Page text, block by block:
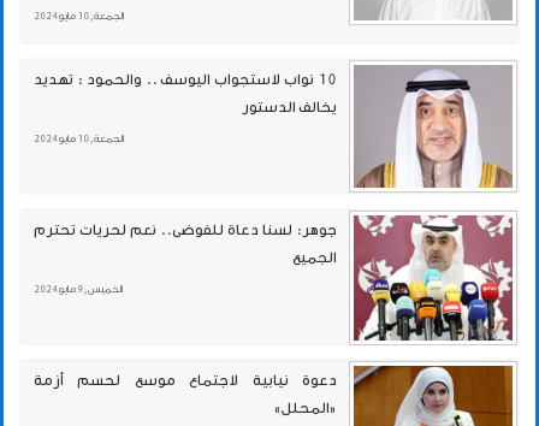
الجمعة , 10 مايو 2024
10 نواب لاستجواب اليوسف .. والحمود : تهديد
يخالف الدستور
الجمعة , 10 مايو 2024
جوهر: لسنا دعاة للفوضى.. نعم لحريات تحترم
الجميع
الخميس , 9 مايو 2024
دعوة نيابية لاجتماع موسع لحسم أزمة
«المحلل»